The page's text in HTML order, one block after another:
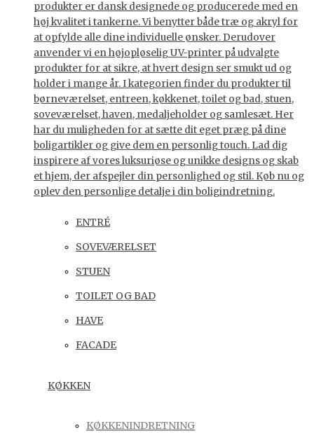
produkter er dansk designede og producerede med en
høj kvalitet i tankerne. Vi benytter både træ og akryl for
at opfylde alle dine individuelle ønsker. Derudover
anvender vi en højopløselig UV-printer på udvalgte
produkter for at sikre, at hvert design ser smukt ud og
holder i mange år. I kategorien finder du produkter til
børneværelset, entreen, køkkenet, toilet og bad, stuen,
soveværelset, haven, medaljeholder og samlesæt. Her
har du muligheden for at sætte dit eget præg på dine
boligartikler og give dem en personlig touch. Lad dig
inspirere af vores luksuriøse og unikke designs og skab
et hjem, der afspejler din personlighed og stil. Køb nu og
oplev den personlige detalje i din boligindretning.
ENTRÉ
SOVEVÆRELSET
STUEN
TOILET OG BAD
HAVE
FACADE
KØKKEN
KØKKENINDRETNING